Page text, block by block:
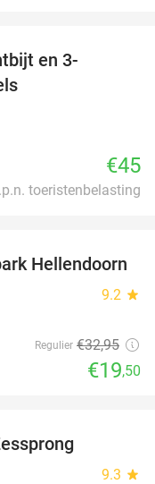
en 3-
€45
toeristenbelasting
41%
Hellendoorn
9.2 star
Regulier €32,95
€19,50
9.3 star